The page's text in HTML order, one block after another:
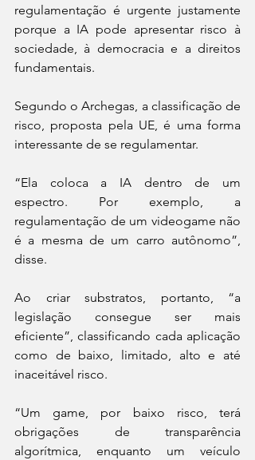
regulamentação é urgente justamente
porque a IA pode apresentar risco à
sociedade, à democracia e a direitos
fundamentais.
Segundo o Archegas, a classificação de
risco, proposta pela UE, é uma forma
interessante de se regulamentar.
“Ela coloca a IA dentro de um
espectro. Por exemplo, a
regulamentação de um videogame não
é a mesma de um carro autônomo”,
disse.
Ao criar substratos, portanto, “a
legislação consegue ser mais
eficiente”, classificando cada aplicação
como de baixo, limitado, alto e até
inaceitável risco.
“Um game, por baixo risco, terá
obrigações de transparência
algorítmica, enquanto um veículo